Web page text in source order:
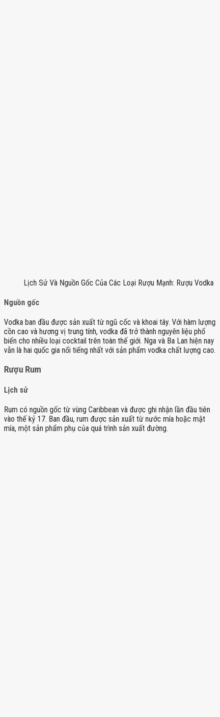
Lịch Sử Và Nguồn Gốc Của Các Loại Rượu Mạnh: Rượu Vodka
Nguồn gốc
Vodka ban đầu được sản xuất từ ngũ cốc và khoai tây. Với hàm lượng
cồn cao và hương vị trung tính, vodka đã trở thành nguyên liệu phổ
biến cho nhiều loại cocktail trên toàn thế giới. Nga và Ba Lan hiện nay
vẫn là hai quốc gia nổi tiếng nhất với sản phẩm vodka chất lượng cao.
Rượu Rum
Lịch sử
Rum có nguồn gốc từ vùng Caribbean và được ghi nhận lần đầu tiên
vào thế kỷ 17. Ban đầu, rum được sản xuất từ nước mía hoặc mật
mía, một sản phẩm phụ của quá trình sản xuất đường.